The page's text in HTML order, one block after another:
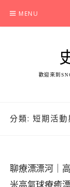
content
MENU
歡迎來到
分類: 短期活動
聊療漂漂河｜
米高氣球療癒